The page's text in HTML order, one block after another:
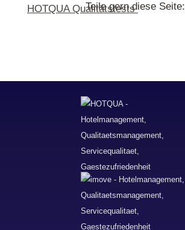
HOTQUA Qualitätstests
Teile gern diese Seite: